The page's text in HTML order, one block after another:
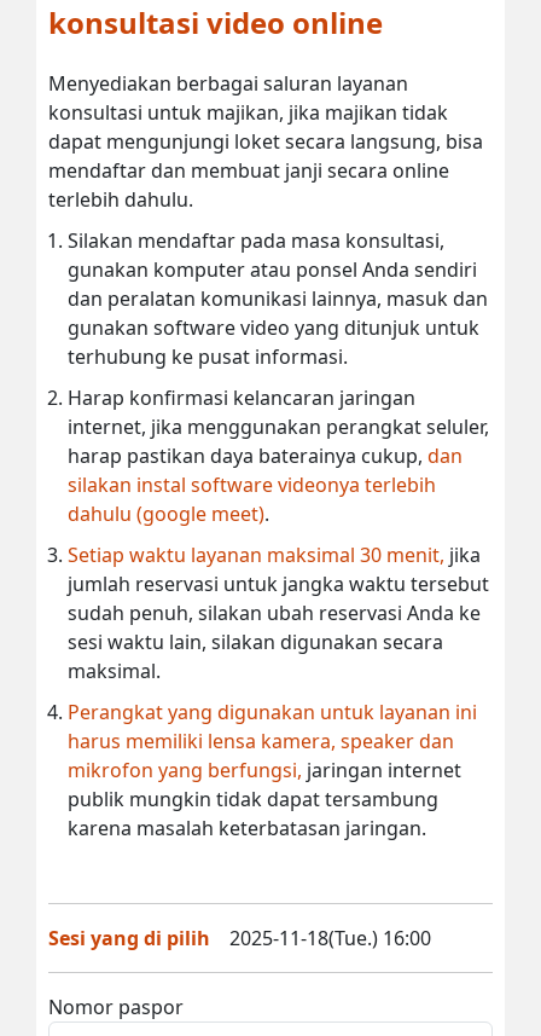
konsultasi video online
Menyediakan berbagai saluran layanan
konsultasi untuk majikan, jika majikan tidak
dapat mengunjungi loket secara langsung, bisa
mendaftar dan membuat janji secara online
terlebih dahulu.
Silakan mendaftar pada masa konsultasi,
gunakan komputer atau ponsel Anda sendiri
dan peralatan komunikasi lainnya, masuk dan
gunakan software video yang ditunjuk untuk
terhubung ke pusat informasi.
Harap konfirmasi kelancaran jaringan
internet, jika menggunakan perangkat seluler,
harap pastikan daya baterainya cukup, dan
silakan instal software videonya terlebih
dahulu (google meet).
Setiap waktu layanan maksimal 30 menit, jika
jumlah reservasi untuk jangka waktu tersebut
sudah penuh, silakan ubah reservasi Anda ke
sesi waktu lain, silakan digunakan secara
maksimal.
Perangkat yang digunakan untuk layanan ini
harus memiliki lensa kamera, speaker dan
mikrofon yang berfungsi, jaringan internet
publik mungkin tidak dapat tersambung
karena masalah keterbatasan jaringan.
Sesi yang di pilih 2025-11-18(Tue.) 16:00
Nomor paspor